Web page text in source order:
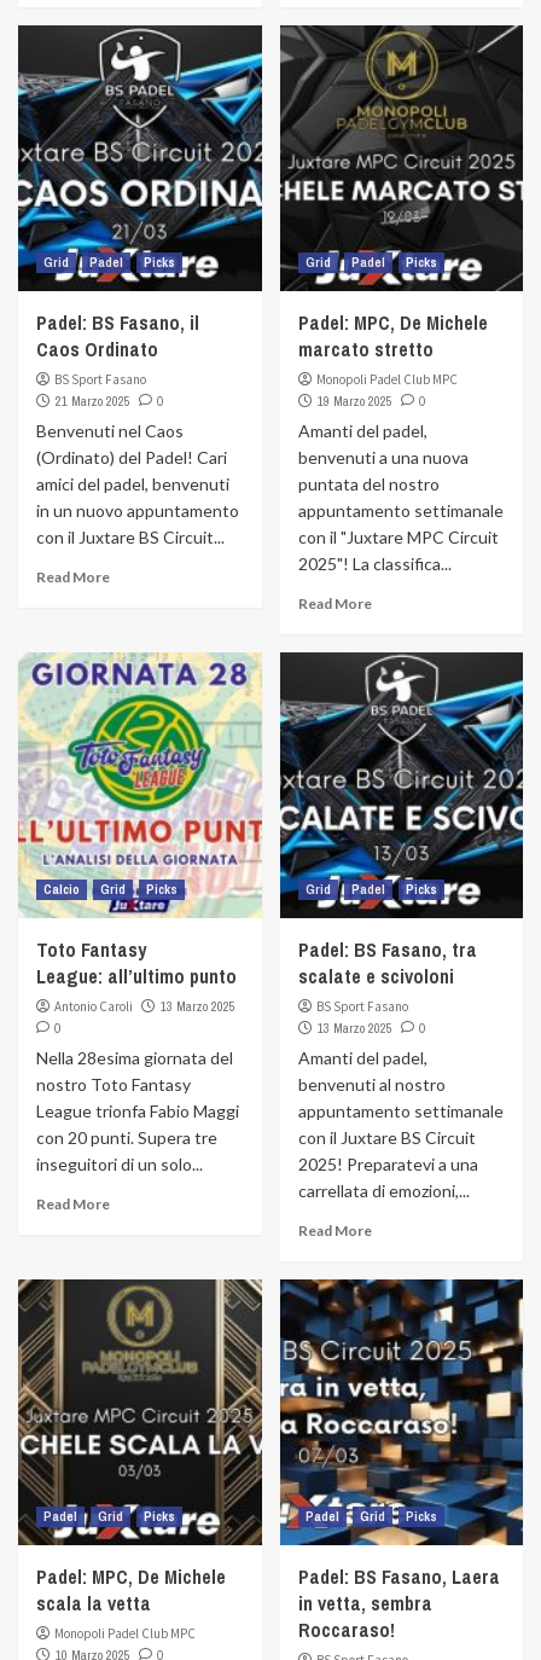
Grid Padel Picks
Padel: BS Fasano, il
Caos Ordinato
BS Sport Fasano
21 Marzo 2025
0
Benvenuti nel Caos
(Ordinato) del Padel! Cari
amici del padel, benvenuti
in un nuovo appuntamento
con il Juxtare BS Circuit...
Read More
Grid Padel Picks
Padel: MPC, De Michele
marcato stretto
Monopoli Padel Club MPC
19 Marzo 2025
0
Amanti del padel,
benvenuti a una nuova
puntata del nostro
appuntamento settimanale
con il "Juxtare MPC Circuit
2025"! La classifica...
Read More
Calcio Grid Picks
Toto Fantasy
League: all’ultimo punto
Antonio Caroli
13 Marzo 2025
0
Nella 28esima giornata del
nostro Toto Fantasy
League trionfa Fabio Maggi
con 20 punti. Supera tre
inseguitori di un solo...
Read More
Grid Padel Picks
Padel: BS Fasano, tra
scalate e scivoloni
BS Sport Fasano
13 Marzo 2025
0
Amanti del padel,
benvenuti al nostro
appuntamento settimanale
con il Juxtare BS Circuit
2025! Preparatevi a una
carrellata di emozioni,...
Read More
Padel Grid Picks
Padel: MPC, De Michele
scala la vetta
Monopoli Padel Club MPC
10 Marzo 2025
0
Padel Grid Picks
Padel: BS Fasano, Laera
in vetta, sembra
Roccaraso!